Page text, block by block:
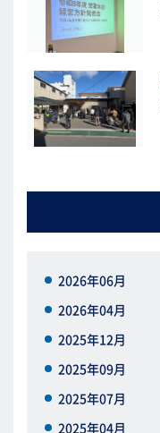
2026年06月
2026年04月
2025年12月
2025年09月
2025年07月
2025年04月